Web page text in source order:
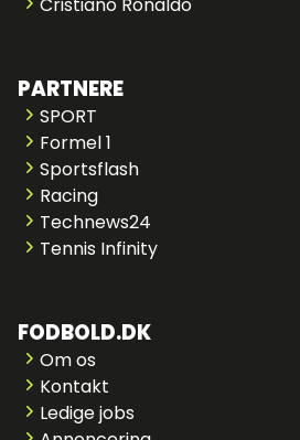
PARTNERE
SPORT
Formel 1
Sportsflash
Racing
Technews24
Tennis Infinity
FODBOLD.DK
Om os
Kontakt
Ledige jobs